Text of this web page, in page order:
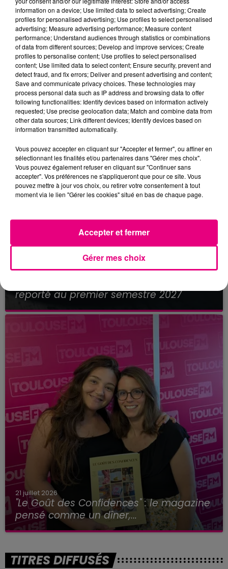
22 juillet 2026
Toulouse : circulation perturbée dans le
secteur François Verdier...
21 juillet 2026
reporté au premier semestre 2027
21 juillet 2026
"Le Goût des Confidences" : le magazine
pensé comme un dîner,...
TITRES DIFFUSÉS
information on a device; Use limited data to select advertising; Create
profiles for personalised advertising; Use profiles to select personalised
advertising; Measure advertising performance; Measure content
performance; Understand audiences through statistics or combinations
of data from different sources; Develop and improve services; Create
profiles to personalise content; Use profiles to select personalised
content; Use limited data to select content; Ensure security, prevent and
detect fraud, and fix errors; Deliver and present advertising and content;
Save and communicate privacy choices. These technologies may
process personal data such as IP address and browsing data to offer
following functionalities: Identify devices based on information actively
requested; Use precise geolocation data; Match and combine data from
other data sources; Link different devices; Identify devices based on
information transmitted automatically.
Vous pouvez accepter en cliquant sur "Accepter et fermer", ou affiner en
sélectionnant les finalités et/ou partenaires dans "Gérer mes choix".
Vous pouvez également refuser en cliquant sur "Continuer sans
accepter". Vos préférences ne s'appliqueront que pour ce site. Vous
pouvez mettre à jour vos choix, ou retirer votre consentement à tout
moment via le lien "Gérer les cookies" situé en bas de chaque page.
Gérer mes choix
Accepter et fermer